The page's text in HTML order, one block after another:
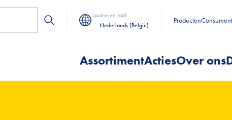
Locatie en taal
Nederlands (België)
Producten
AssortimentActiesOver ons